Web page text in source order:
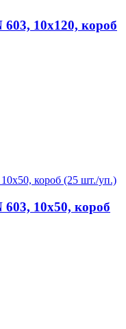
10х120, короб
10х50, короб